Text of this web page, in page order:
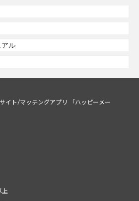
アル
イト/マッチングアプリ 「ハッピーメー
上